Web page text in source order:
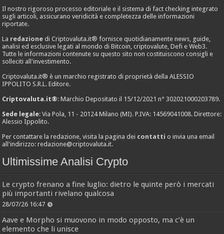
Il nostro rigoroso processo editoriale e il sistema di fact checking integrato
sugli articoli, assicurano veridicità e completezza delle informazioni
riportate.
La redazione di Criptovaluta.it® fornisce quotidianamente news, guide,
analisi ed esclusive legati al mondo di Bitcoin, criptovalute, Defi e Web3.
Tutte le informazioni contenute su questo sito non costituiscono consigli e
solleciti all'investimento.
Criptovaluta.it® è un marchio registrato di proprietà della ALESSIO
IPPOLITO S.R.L. Editore.
Criptovaluta.it®: Marchio Depositato il 15/12/2021 n° 302021000203789.
Sede legale: Via Pola, 11 - 20124 Milano (MI). P.IVA: 14569041008. Direttore:
Alessio Ippolito.
Per contattare la redazione, visita la pagina dei contatti o invia una email
all'indirizzo:redazione@criptovaluta.it.
Ultimissime Analisi Crypto
Le crypto frenano a fine luglio: dietro le quinte però i mercati
più importanti rivelano qualcosa
28/07/26 16:47
Aave e Morpho si muovono in modo opposto, ma c’è un
elemento che li unisce